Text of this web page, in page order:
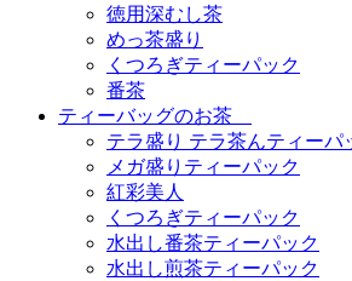
徳用深むし茶
めっ茶盛り
くつろぎティーパック
番茶
ティーバッグのお茶
テラ盛り テラ茶んティーパ
メガ盛りティーパック
紅彩美人
くつろぎティーパック
水出し番茶ティーパック
水出し煎茶ティーパック